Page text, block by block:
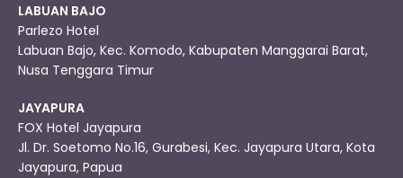
LABUAN BAJO
Parlezo Hotel
Labuan Bajo, Kec. Komodo, Kabupaten Manggarai Barat,
Nusa Tenggara Timur
JAYAPURA
FOX Hotel Jayapura
Jl. Dr. Soetomo No.16, Gurabesi, Kec. Jayapura Utara, Kota
Jayapura, Papua